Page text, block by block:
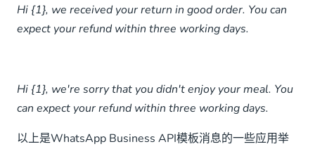
Hi {1}, we received your return in good order. You can
expect your refund within three working days.
Hi {1}, we're sorry that you didn't enjoy your meal. You
can expect your refund within three working days.
以上是WhatsApp Business API模板消息的一些应用举